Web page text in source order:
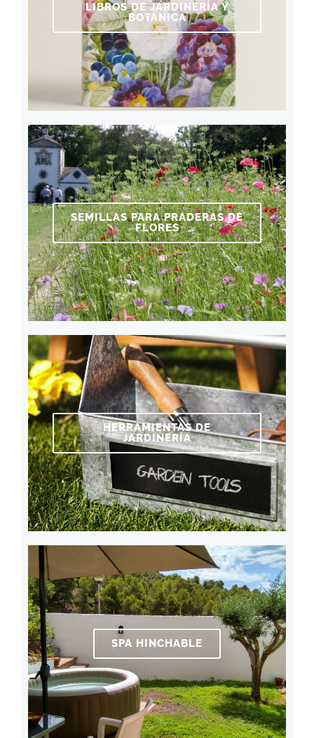
LIBROS DE JARDINERÍA Y
BOTÁNICA
SEMILLAS PARA PRADERAS DE
FLORES
HERRAMIENTAS DE
JARDINERÍA
SPA HINCHABLE